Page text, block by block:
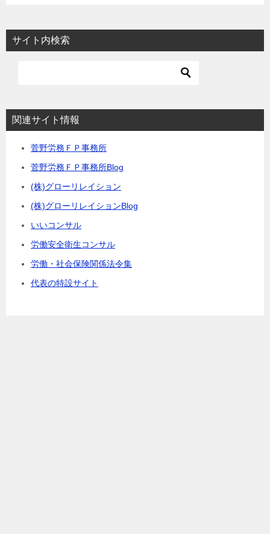
サイト内検索
関連サイト情報
菅野労務ＦＰ事務所
菅野労務ＦＰ事務所Blog
(株)グローリレイション
(株)グローリレイションBlog
いいコンサル
労働安全衛生コンサル
労働・社会保険関係法令集
代表の特設サイト